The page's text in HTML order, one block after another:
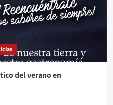
del verano en